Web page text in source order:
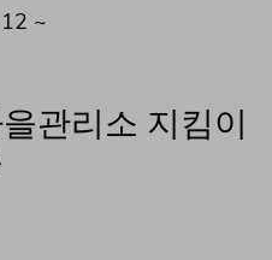
~
관리소 지킴이